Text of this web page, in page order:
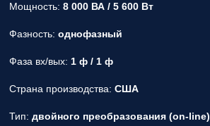
Мощность: 8 000 ВА / 5 600 Вт
Фазность: однофазный
Фаза вх/вых: 1 ф / 1 ф
Страна производства: США
Тип: двойного преобразования (on-line)